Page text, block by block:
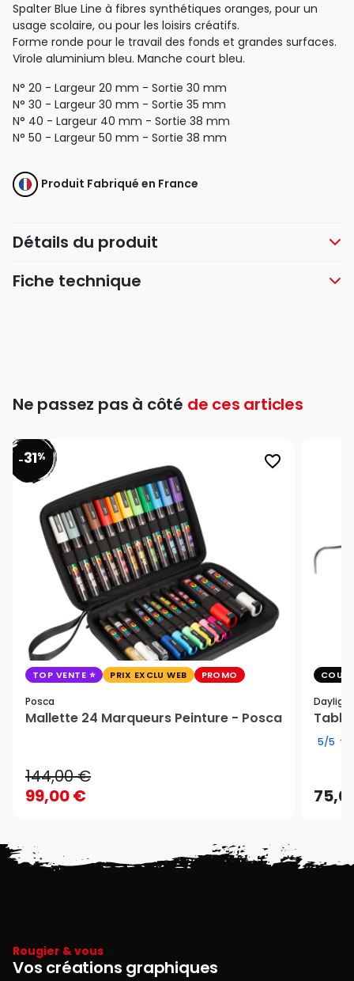
Spalter Blue Line à fibres synthétiques oranges, pour un
usage scolaire, ou pour les loisirs créatifs.
Forme ronde pour le travail des fonds et grandes surfaces.
Virole aluminium bleu. Manche court bleu.
N° 20 - Largeur 20 mm - Sortie 30 mm
N° 30 - Largeur 30 mm - Sortie 35 mm
N° 40 - Largeur 40 mm - Sortie 38 mm
N° 50 - Largeur 50 mm - Sortie 38 mm
Produit Fabriqué en France
Détails du produit
Fiche technique
Ne passez pas à côté de ces articles
favorite_border
-31%
TOP VENTE PRIX EXCLU WEB PROMO
Posca
Mallette 24 Marqueurs Peinture - Posca
144,00 €
99,00 €
COUP
Daylight
Table
5/5
Rougier & vous
Vos créations graphiques